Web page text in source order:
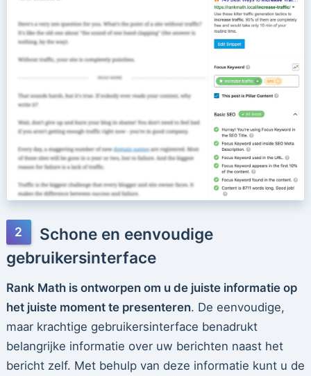
Schone en eenvoudige
gebruikersinterface
Rank Math is ontworpen om u de juiste informatie op
het juiste moment te presenteren. De eenvoudige,
maar krachtige gebruikersinterface benadrukt
belangrijke informatie over uw berichten naast het
bericht zelf. Met behulp van deze informatie kunt u de